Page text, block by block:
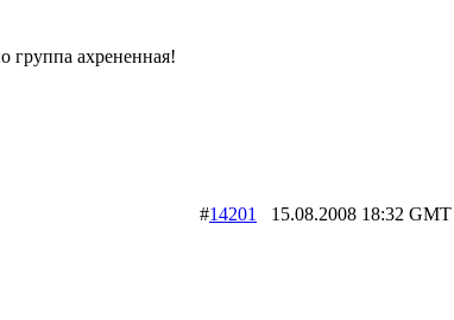
группа ахрененная!
#14201 15.08.2008 18:32